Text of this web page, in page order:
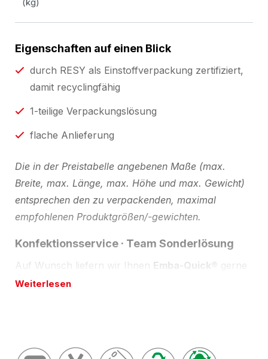
Eigenschaften auf einen Blick
durch RESY als Einstoffverpackung zertifiziert,
damit recyclingfähig
1-teilige Verpackungslösung
flache Anlieferung
Die in der Preistabelle angebenen Maße (max.
Breite, max. Länge, max. Höhe und max. Gewicht)
entsprechen den zu verpackenden, maximal
empfohlenen Produktgrößen/-gewichten.
Konfektionsservice · Team Sonderlösung
Auf Wunsch liefern wir Ihnen Emba-Quick®
gerne
auch in anderen Abmessungen und Ausführungen.
Weiterlesen